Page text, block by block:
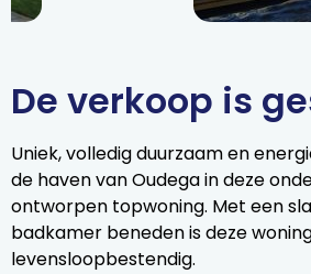
De verkoop is
Uniek, volledig duurzaam en
de haven van Oudega in deze
ontworpen topwoning. Met een
badkamer beneden is deze
levensloopbestendig.